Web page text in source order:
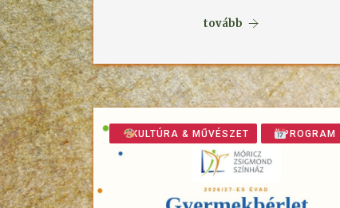
tovább
KULTÚRA & MŰVÉSZET PROGRAM